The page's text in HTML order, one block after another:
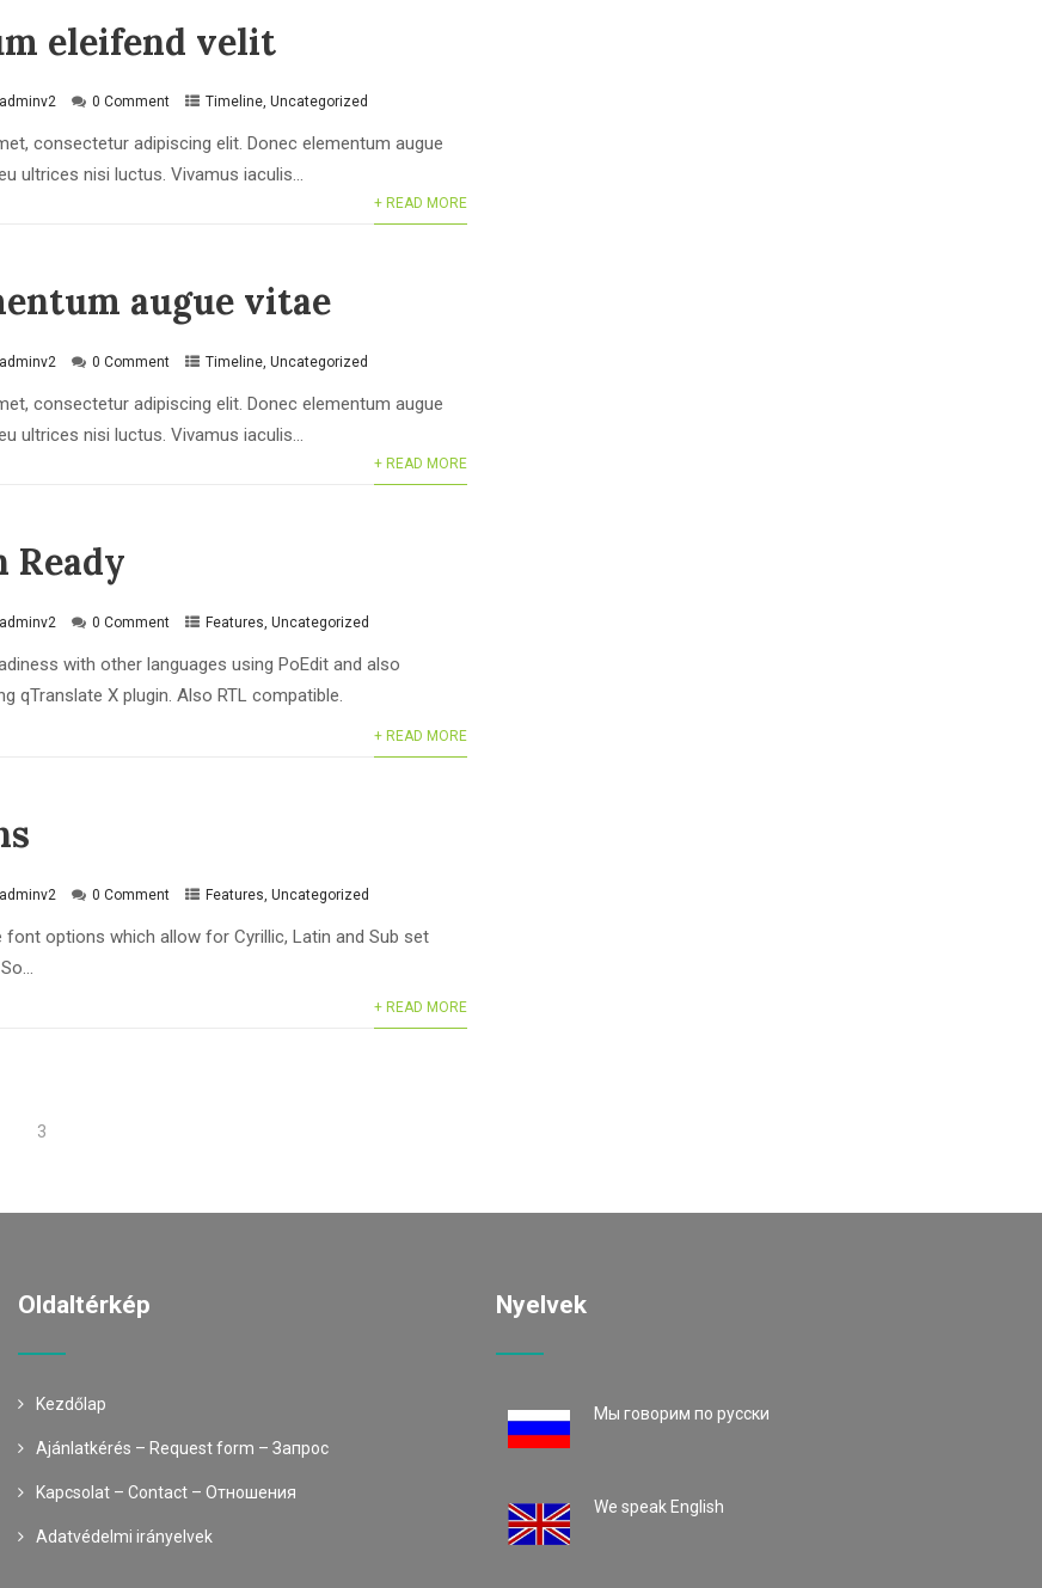
eleifend velit
0 Comment Timeline,Uncategorized
consectetur adipiscing elit. Donec elementum augue
ultrices nisi luctus. Vivamus iaculis...
+ READ MORE
augue vitae
0 Comment Timeline,Uncategorized
consectetur adipiscing elit. Donec elementum augue
ultrices nisi luctus. Vivamus iaculis...
+ READ MORE
Ready
0 Comment Features,Uncategorized
with other languages using PoEdit and also
qTranslate X plugin. Also RTL compatible.
+ READ MORE
0 Comment Features,Uncategorized
font options which allow for Cyrillic, Latin and Sub set
+ READ MORE
3
Oldaltérkép
Kezdőlap
Ajánlatkérés – Request form – Запрос
Kapcsolat – Contact – Oтношения
Adatvédelmi irányelvek
Nyelvek
Mы говорим по русски
We speak English